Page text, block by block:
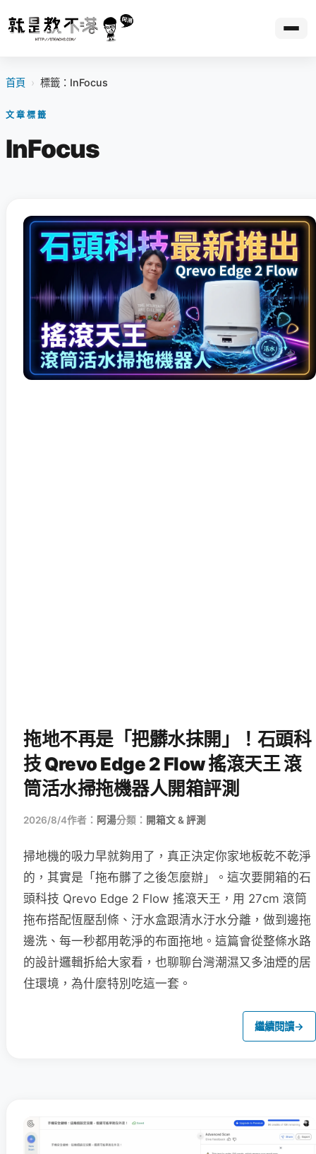
首頁 › 標籤：InFocus
文章標籤
InFocus
拖地不再是「把髒水抹開」！石頭科
技 Qrevo Edge 2 Flow 搖滾天王 滾
筒活水掃拖機器人開箱評測
2026/8/4作者： 阿湯分類： 開箱文 & 評測
掃地機的吸力早就夠用了，真正決定你家地板乾不乾淨
的，其實是「拖布髒了之後怎麼辦」。這次要開箱的石
頭科技 Qrevo Edge 2 Flow 搖滾天王，用 27cm 滾筒
拖布搭配恆壓刮條、汙水盒跟清水汙水分離，做到邊拖
邊洗、每一秒都用乾淨的布面拖地。這篇會從整條水路
的設計邏輯拆給大家看，也聊聊台灣潮濕又多油煙的居
住環境，為什麼特別吃這一套。
繼續閱讀→